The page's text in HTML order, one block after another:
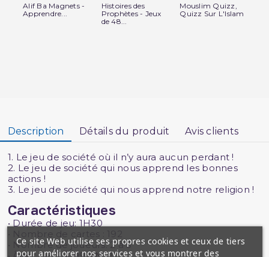
Alif Ba Magnets -
Apprendre...
Histoires des
Prophètes - Jeux
de 48...
Mouslim Quizz,
Quizz Sur L'Islam
Description Détails du produit Avis clients
1. Le jeu de société où il n’y aura aucun perdant !
2. Le jeu de société qui nous apprend les bonnes
actions !
3. Le jeu de société qui nous apprend notre religion !
Caractéristiques
• Durée de jeu: 1H30
• Nombre de joueurs: 2 à 5
Ce site Web utilise ses propres cookies et ceux de tiers
pour améliorer nos services et vous montrer des